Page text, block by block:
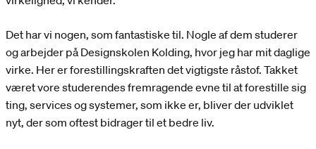
Det har vi nogen, som fantastiske til. Nogle af dem studerer
og arbejder på Designskolen Kolding, hvor jeg har mit daglige
virke. Her er forestillingskraften det vigtigste råstof. Takket
været vore studerendes fremragende evne til at forestille sig
ting, services og systemer, som ikke er, bliver der udviklet
nyt, der som oftest bidrager til et bedre liv.